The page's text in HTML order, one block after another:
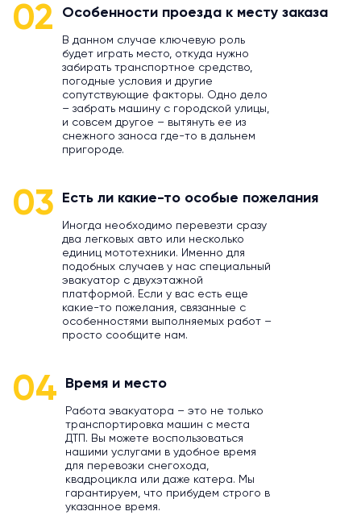
02 Особенности проезда к месту заказа
В данном случае ключевую роль
будет играть место, откуда нужно
забирать транспортное средство,
погодные условия и другие
сопутствующие факторы. Одно дело
– забрать машину с городской улицы,
и совсем другое – вытянуть ее из
снежного заноса где-то в дальнем
пригороде.
03 Есть ли какие-то особые пожелания
Иногда необходимо перевезти сразу
два легковых авто или несколько
единиц мототехники. Именно для
подобных случаев у нас специальный
эвакуатор с двухэтажной
платформой. Если у вас есть еще
какие-то пожелания, связанные с
особенностями выполняемых работ –
просто сообщите нам.
04 Время и место
Работа эвакуатора – это не только
транспортировка машин с места
ДТП. Вы можете воспользоваться
нашими услугами в удобное время
для перевозки снегохода,
квадроцикла или даже катера. Мы
гарантируем, что прибудем строго в
указанное время.